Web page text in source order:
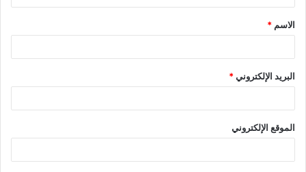
ق
*
الاسم *
البريد الإلكتروني*
الموقع الإلكتروني